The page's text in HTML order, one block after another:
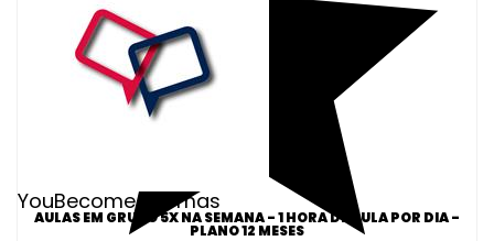
YouBecome Idiomas
AULAS EM GRUPO 5X NA SEMANA - 1 HORA DE AULA POR DIA -
PLANO 12 MESES